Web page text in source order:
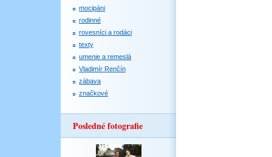
mocipáni
rodinné
rovesníci a rodáci
texty
umenie a remeslá
Vladimír Renčín
zábava
značkové
Posledné fotografie